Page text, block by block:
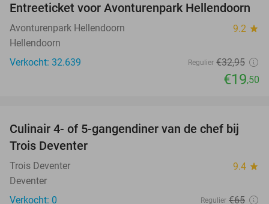
41%
Entreeticket voor Avonturenpark Hellendoorn
Avonturenpark Hellendoorn 9.2 star
Hellendoorn
Verkocht: 32.639
Regulier €32,95
€19,50
39%
TODAY
Culinair 4- of 5-gangendiner van de chef bij
Trois Deventer
Trois Deventer 9.4 star
Deventer
Verkocht: 0
Regulier €65